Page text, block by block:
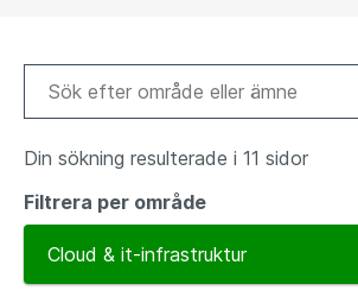
Din sökning resulterade i 11 sidor
Filtrera per område